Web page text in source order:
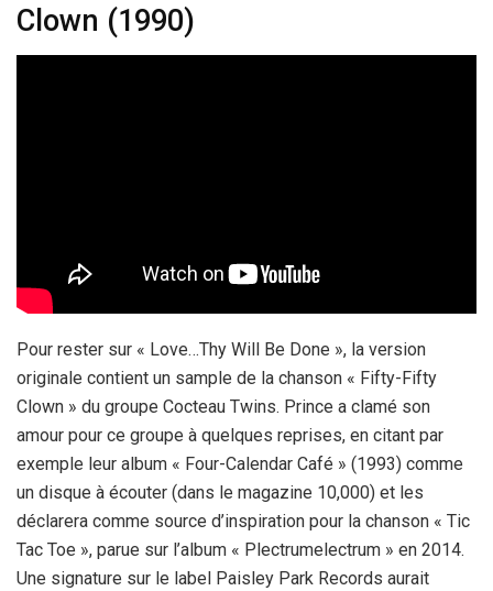
Clown (1990)
Pour rester sur « Love…Thy Will Be Done », la version
originale contient un sample de la chanson « Fifty-Fifty
Clown » du groupe Cocteau Twins. Prince a clamé son
amour pour ce groupe à quelques reprises, en citant par
exemple leur album « Four-Calendar Café » (1993) comme
un disque à écouter (dans le magazine 10,000) et les
déclarera comme source d’inspiration pour la chanson « Tic
Tac Toe », parue sur l’album « Plectrumelectrum » en 2014.
Une signature sur le label Paisley Park Records aurait